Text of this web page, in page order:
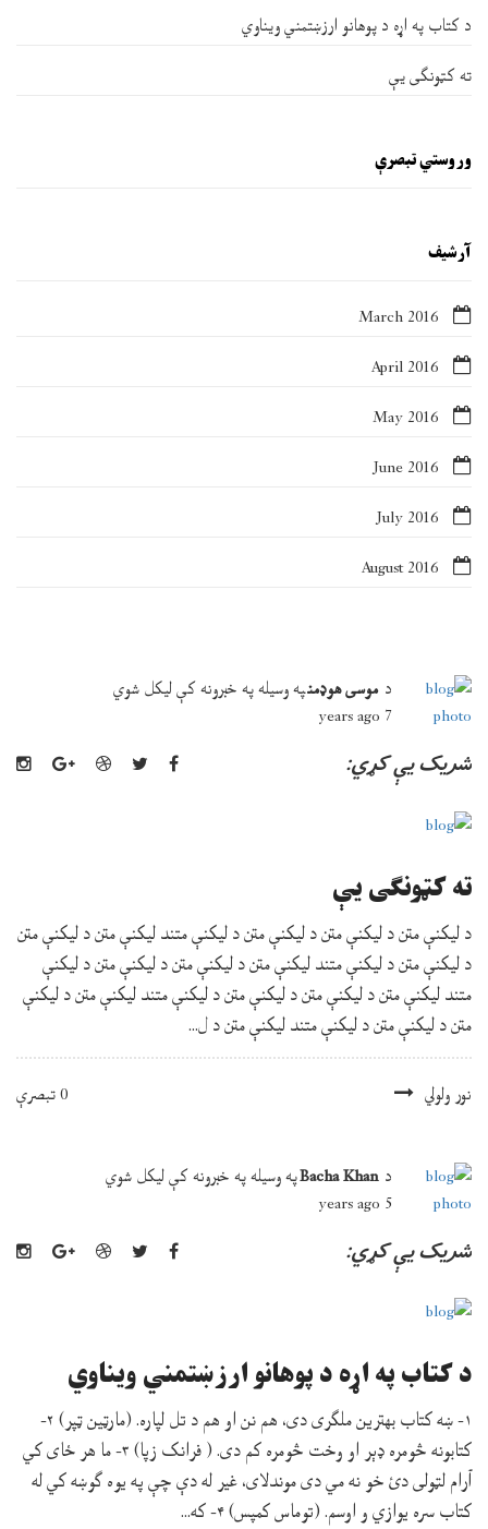
د کتاب په اړه د پوهانو ارزښتمني ویناوي
ته کټونګی یې
وروستي تبصرې
آرشيف
March 2016
April 2016
May 2016
June 2016
July 2016
August 2016
د موسی هوډمنپه وسيله پهخبرونهکېليکل شوي
7 years ago
شريک يې کړي:
ته کټونګی یې
د ليکنې متن د ليکنې متن د ليکنې متن د ليکنې متند ليکنې متن د ليکنې متن
د ليکنې متن د ليکنې متند ليکنې متن د ليکنې متن د ليکنې متن د ليکنې
متند ليکنې متن د ليکنې متن د ليکنې متن د ليکنې متند ليکنې متن د ليکنې
متن د ليکنې متن د ليکنې متند ليکنې متن د ل...
نور ولولي 0 تبصرې
د Bacha Khanپه وسيله پهخبرونهکېليکل شوي
5 years ago
شريک يې کړي:
د کتاب په اړه د پوهانو ارزښتمني ویناوي
۱- ښه کتاب بهترین ملګری دی، هم نن او هم د تل لپاره. (مارټین ټپر) ۲-
کتابونه څومره ډېر او وخت څومره کم دی. ( فرانک زپا) ۳- ما هر ځای کي
آرام لټولی دئ خو نه مي دی موندلای، غیر له دې چې په یوه ګوښه کي له
کتاب سره یوازي و اوسم. (توماس کمپس) ۴- که...